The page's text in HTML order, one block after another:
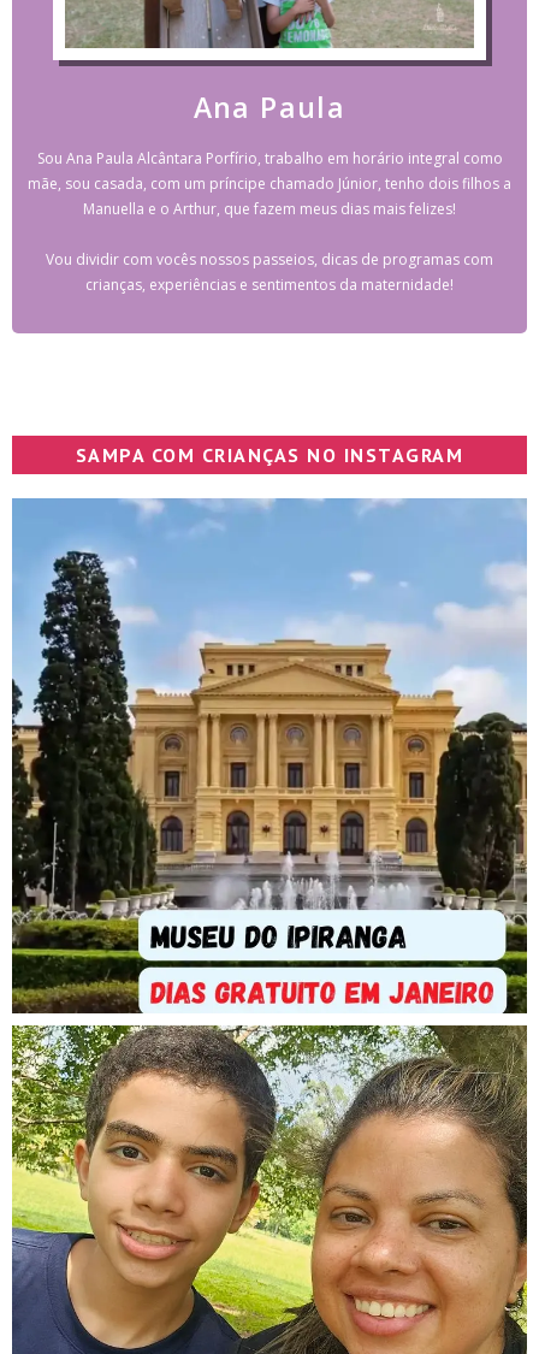
Ana Paula
Sou Ana Paula Alcântara Porfírio, trabalho em horário integral como
mãe, sou casada, com um príncipe chamado Júnior, tenho dois filhos a
Manuella e o Arthur, que fazem meus dias mais felizes!
Vou dividir com vocês nossos passeios, dicas de programas com
crianças, experiências e sentimentos da maternidade!
SAMPA COM CRIANÇAS NO INSTAGRAM